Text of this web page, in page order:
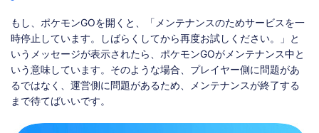
もし、ポケモンGOを開くと、「メンテナンスのためサービスを一
時停止しています。しばらくしてから再度お試しください。」と
いうメッセージが表示されたら、ポケモンGOがメンテナンス中と
いう意味しています。そのような場合、プレイヤー側に問題があ
るではなく、運営側に問題があるため、メンテナンスが終了する
まで待てばいいです。